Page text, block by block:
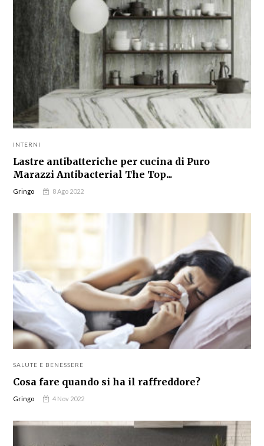
INTERNI
Lastre antibatteriche per cucina di Puro
Marazzi Antibacterial The Top...
Gringo 8 Ago 2022
SALUTE E BENESSERE
Cosa fare quando si ha il raffreddore?
Gringo 4 Nov 2022